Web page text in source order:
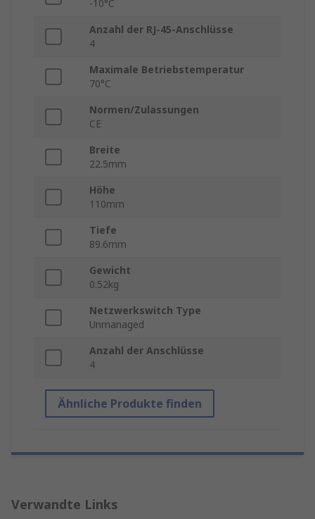
-10°C
Anzahl der RJ-45-Anschlüsse
4
Maximale Betriebstemperatur
70°C
Normen/Zulassungen
CE
Breite
22.5mm
Höhe
110mm
Tiefe
89.6mm
Gewicht
0.52kg
Netzwerkswitch Type
Unmanaged
Anzahl der Anschlüsse
4
Ähnliche Produkte finden
Verwandte Links